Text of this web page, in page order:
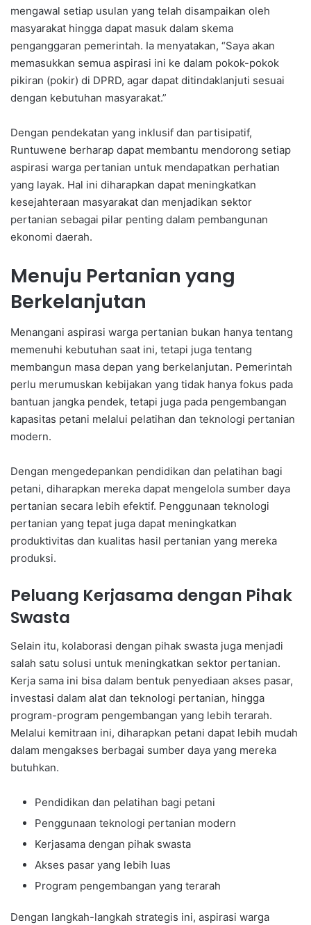
mengawal setiap usulan yang telah disampaikan oleh
masyarakat hingga dapat masuk dalam skema
penganggaran pemerintah. Ia menyatakan, “Saya akan
memasukkan semua aspirasi ini ke dalam pokok-pokok
pikiran (pokir) di DPRD, agar dapat ditindaklanjuti sesuai
dengan kebutuhan masyarakat.”
Dengan pendekatan yang inklusif dan partisipatif,
Runtuwene berharap dapat membantu mendorong setiap
aspirasi warga pertanian untuk mendapatkan perhatian
yang layak. Hal ini diharapkan dapat meningkatkan
kesejahteraan masyarakat dan menjadikan sektor
pertanian sebagai pilar penting dalam pembangunan
ekonomi daerah.
Menuju Pertanian yang
Berkelanjutan
Menangani aspirasi warga pertanian bukan hanya tentang
memenuhi kebutuhan saat ini, tetapi juga tentang
membangun masa depan yang berkelanjutan. Pemerintah
perlu merumuskan kebijakan yang tidak hanya fokus pada
bantuan jangka pendek, tetapi juga pada pengembangan
kapasitas petani melalui pelatihan dan teknologi pertanian
modern.
Dengan mengedepankan pendidikan dan pelatihan bagi
petani, diharapkan mereka dapat mengelola sumber daya
pertanian secara lebih efektif. Penggunaan teknologi
pertanian yang tepat juga dapat meningkatkan
produktivitas dan kualitas hasil pertanian yang mereka
produksi.
Peluang Kerjasama dengan Pihak
Swasta
Selain itu, kolaborasi dengan pihak swasta juga menjadi
salah satu solusi untuk meningkatkan sektor pertanian.
Kerja sama ini bisa dalam bentuk penyediaan akses pasar,
investasi dalam alat dan teknologi pertanian, hingga
program-program pengembangan yang lebih terarah.
Melalui kemitraan ini, diharapkan petani dapat lebih mudah
dalam mengakses berbagai sumber daya yang mereka
butuhkan.
Pendidikan dan pelatihan bagi petani
Penggunaan teknologi pertanian modern
Kerjasama dengan pihak swasta
Akses pasar yang lebih luas
Program pengembangan yang terarah
Dengan langkah-langkah strategis ini, aspirasi warga